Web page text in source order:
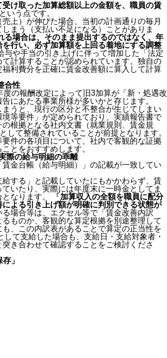
受け取った加算総額以上の金額を、職員の賃
いう点です。
上）が伸びた場合、当初の計画通りの毎月
まう（支払い不足になる）ことがありま
場合は、そのまま提出するのではなく、年
行い、必ず加算額を上回る着地にする調整
与や手当の引き上げに伴って増加した「法定
計算することが認められています。独自の
利費分を正確に賃金改善額に算入して計算
合性
の報酬改定によって旧3加算が「新・処遇改
にあたる事業所様が多いかと存じます。
うと、現行の区分と不整合が生じてしまい
等要件」が定められており、実績報告書で
根拠となる社内文書（就業規則、賃金規
て整備されていることが前提となります。
件の各項目について、社内で客観的な証拠
とをおすすめします。
際の給与明細の乖離
金台帳（給与明細）」の記載が一致してい
する」と記載していたにもかかわらず、賃
いたり、実際には年度末に一時金としてま
なります。
「加算収入の全額を職員に配分
よる引き上げ額が明確に判別できる状態が
場合等は、エクセル等で「賃金改善内訳
ものか、客観的な算定根拠を別途整理して
、この内訳表があることで算定の正当性を
て支給した場合も、支給日・支給対象者・
き合わせて確認することをご検討くださ
」